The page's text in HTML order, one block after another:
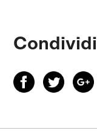
Condividi